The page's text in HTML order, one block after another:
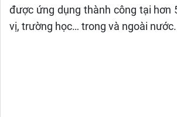
được ứng dụng thành công tại hơn
vị, trường học… trong và ngoài nước.